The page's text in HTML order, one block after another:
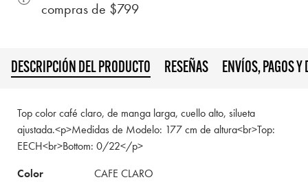
compras de $799
DESCRIPCIÓN DEL PRODUCTO RESEÑAS ENVÍOS, PAGOS Y
Top color café claro, de manga larga, cuello alto, silueta
ajustada.<p>Medidas de Modelo: 177 cm de altura<br>Top:
EECH<br>Bottom: 0/22</p>
Color
CAFE CLARO